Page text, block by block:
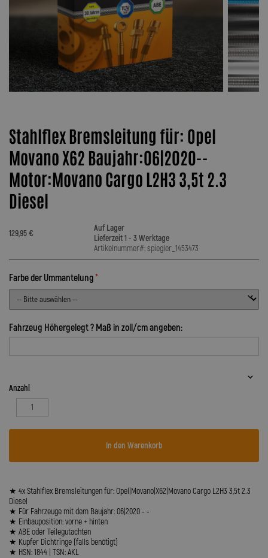
Stahlflex Bremsleitung für: Opel
Movano X62 Baujahr:06|2020--
Motor:Movano Cargo L2H3 3,5t 2.3
Diesel
129,95 €
Auf Lager
Lieferzeit 1 - 3 Werktage
Artikelnummer#: spiegler_1453473
Farbe der Ummantelung
Fahrzeug Höhergelegt ? Maß in zoll/cm angeben:
Anzahl
In den Warenkorb
★ 4x Stahlflex Bremsleitungen für: Opel|Movano|X62|Movano Cargo L2H3 3,5t 2.3
Diesel
★ Für Fahrzeuge mit dem Baujahr: 06|2020 - -
★ Einbauposition: vorne + hinten
★ ABE oder Teilegutachten
★ Kupfer Dichtringe (falls benötigt)
★ HSN: 1844 | TSN: AKL